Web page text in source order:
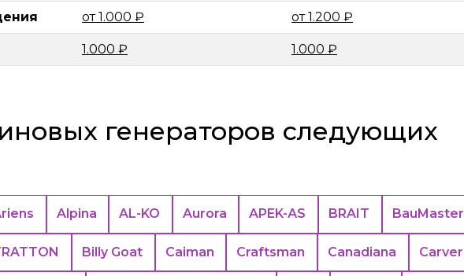
от 1.000 ₽ от 1.200 ₽
1.000 ₽ 1.000 ₽
генераторов следующих
Alpina AL-KO Aurora APEK-АS BRAIT BauMaster
Billy Goat Caiman Craftsman Canadiana Carver